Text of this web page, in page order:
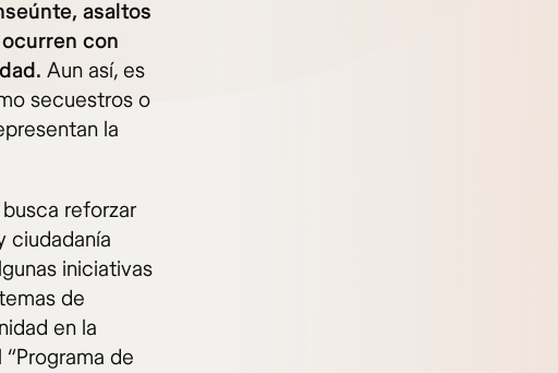
asaltos
con
Aun así, es
secuestros o
la
reforzar
ciudadanía
iniciativas
de
en la
de